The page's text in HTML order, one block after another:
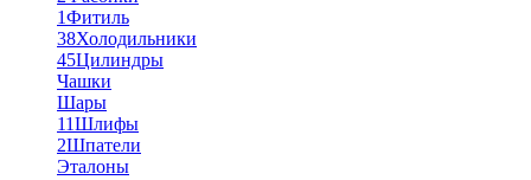
1Фитиль
38Холодильники
45Цилиндры
Чашки
Шары
11Шлифы
2Шпатели
Эталоны